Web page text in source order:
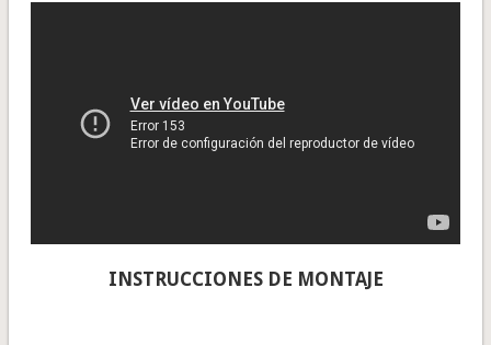
INSTRUCCIONES DE MONTAJE